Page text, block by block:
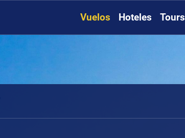
Vuelos Hoteles Tours